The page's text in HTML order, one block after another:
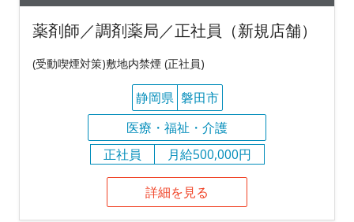
薬剤師／調剤薬局／正社員（新規店舗）
(受動喫煙対策)敷地内禁煙 (正社員)
静岡県 磐田市
医療・福祉・介護
正社員
月給500,000円
詳細を見る